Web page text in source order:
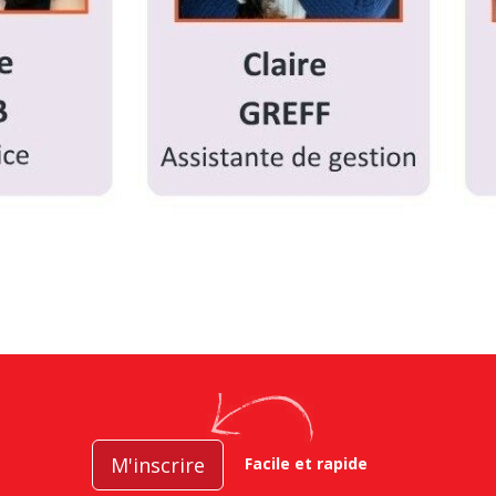
M'inscrire Facile et rapide